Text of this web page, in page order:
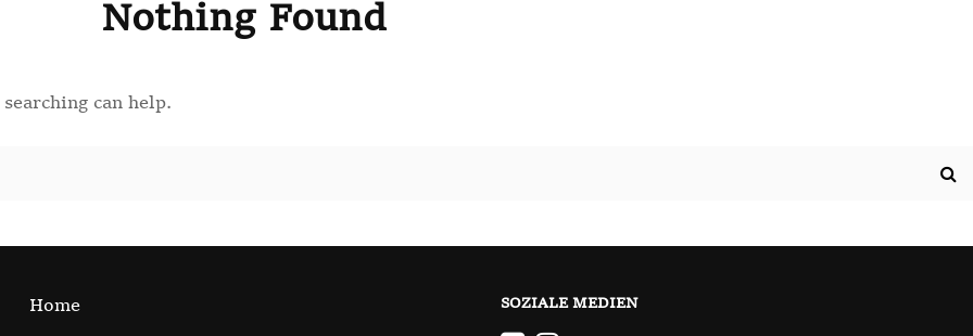
Nothing Found
can help.
Home SOZIALE MEDIEN